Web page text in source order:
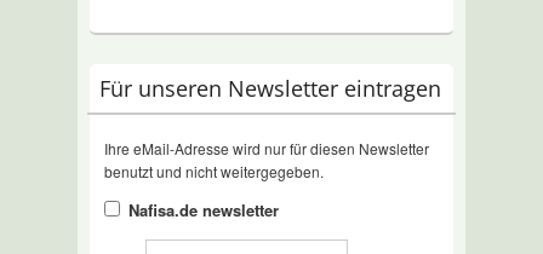
Für unseren Newsletter eintragen
Ihre eMail-Adresse wird nur für diesen Newsletter
benutzt und nicht weitergegeben.
Nafisa.de newsletter